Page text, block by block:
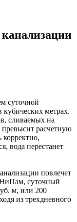
суточной
метрах.
сливаемых на
превысит расчетную
корректно,
вода перестанет
повлечет
суточный
м, или 200
из трехдневного